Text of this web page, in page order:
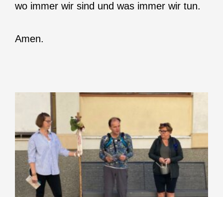
wo immer wir sind und was immer wir tun.
Amen.